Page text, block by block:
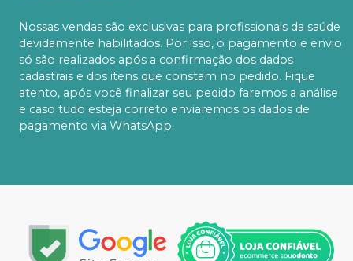
Nossas vendas são exclusivas para profissionais da saúde
devidamente habilitados. Por isso, o pagamento e envio
só são realizados após a confirmação dos dados
cadastrais e dos itens que constam no pedido. Fique
atento, após você finalizar seu pedido faremos a análise
e caso tudo esteja correto enviaremos os dados de
pagamento via WhatsApp.